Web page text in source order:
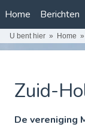
Home Berichten
U bent hier Home
Zuid-
De vereniging